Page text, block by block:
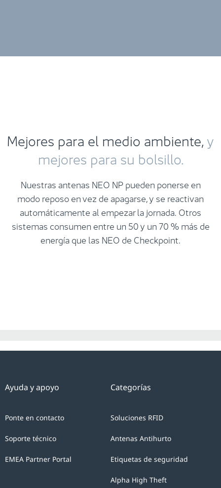
Mejores para el medio ambiente,y
mejores para su bolsillo.
Nuestras antenas NEO NP pueden ponerse en
modo reposo en vez de apagarse, y se reactivan
automáticamente al empezar la jornada. Otros
sistemas consumen entre un 50 y un 70 % más de
energía que las NEO de Checkpoint.
Categorías
Soluciones RFID
Antenas Antihurto
Etiquetas de seguridad
Alpha High Theft
Ayuda y apoyo
Ponte en contacto
Soporte técnico
EMEA Partner Portal